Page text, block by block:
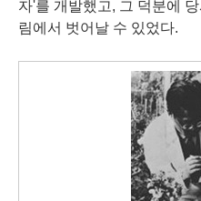
자'를 개발했고, 그 덕분에
림에서 벗어날 수 있었다.